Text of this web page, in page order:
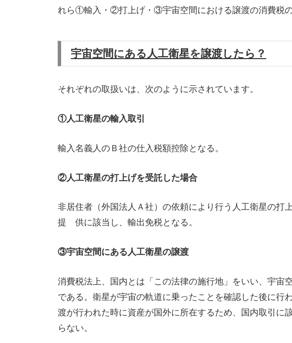
れら①輸入・②打上げ・③宇宙空間における譲渡の消費税の
宇宙空間にある人工衛星を譲渡したら？
それぞれの取扱いは、次のように示されています。
①人工衛星の輸入取引
輸入名義人のＢ社の仕入税額控除となる。
②人工衛星の打上げを受託した場合
非居住者（外国法人Ａ社）の依頼により行う人工衛星の打
提 供に該当し、輸出免税となる。
③宇宙空間にある人工衛星の譲渡
消費税法上、国内とは「この法律の施行地」をいい、宇宙
である。衛星が宇宙の軌道に乗ったことを確認した後に行
渡が行われた時に資産が国外に所在するため、国内取引に
らない。